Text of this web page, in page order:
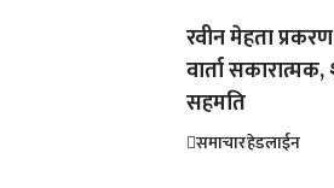
रवीन मेहता
वार्ता
सहमति
समाचारहेडलाईन